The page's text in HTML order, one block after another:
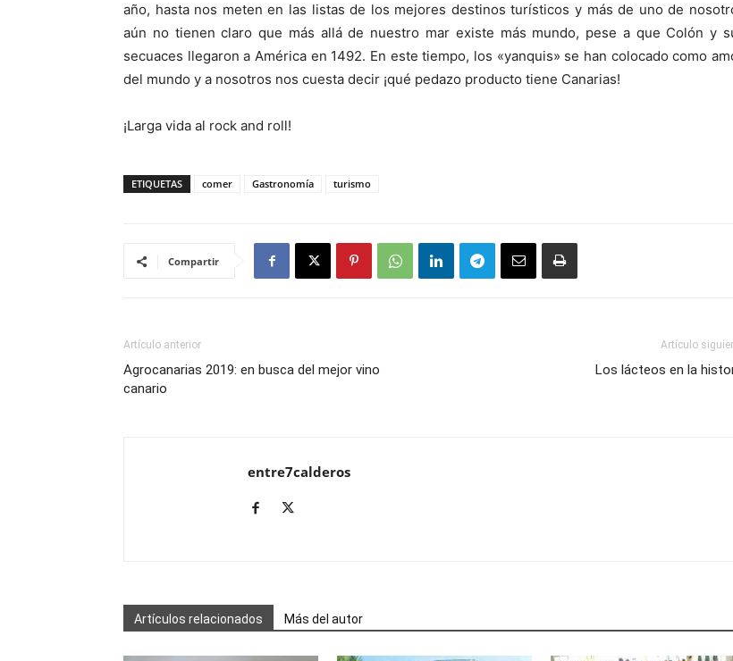
año, hasta nos meten en las listas de los mejores destinos turísticos y más de uno de
aún no tienen claro que más allá de nuestro mar existe más mundo, pese a que Colón y
secuaces llegaron a América en 1492. En este tiempo, los «yanquis» se han colocado como
del mundo y a nosotros nos cuesta decir ¡qué pedazo producto tiene Canarias!
¡Larga vida al rock and roll!
ETIQUETAS comer Gastronomía turismo
Compartir
Artículo anterior
Agrocanarias 2019: en busca del mejor vino
canario
Artículo
Los lácteos en la
entre7calderos
Artículos relacionados Más del autor